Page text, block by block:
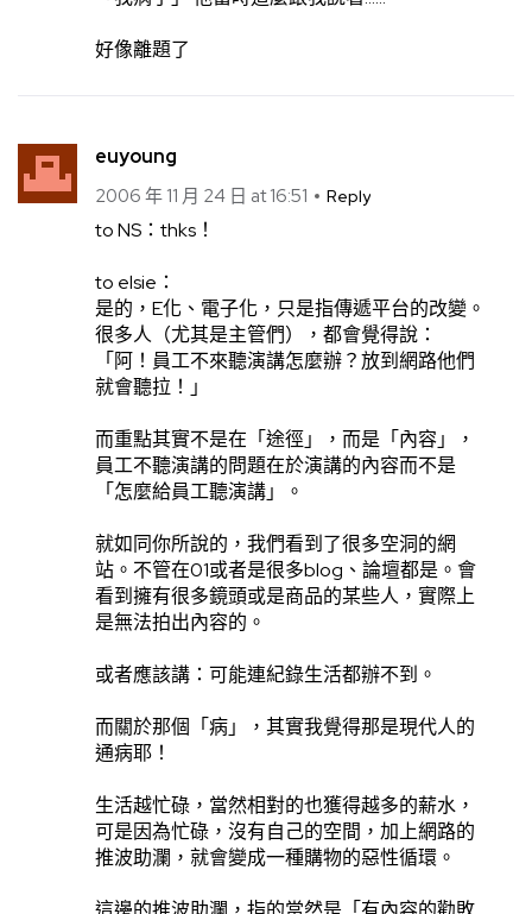
好像離題了
euyoung
2006 年 11 月 24 日 at 16:51 Reply
to NS：thks！
to elsie：
是的，E化、電子化，只是指傳遞平台的改變。
很多人（尤其是主管們），都會覺得說：
「阿！員工不來聽演講怎麼辦？放到網路他們
就會聽拉！」
而重點其實不是在「途徑」，而是「內容」，
員工不聽演講的問題在於演講的內容而不是
「怎麼給員工聽演講」。
就如同你所說的，我們看到了很多空洞的網
站。不管在01或者是很多blog、論壇都是。會
看到擁有很多鏡頭或是商品的某些人，實際上
是無法拍出內容的。
或者應該講：可能連紀錄生活都辦不到。
而關於那個「病」，其實我覺得那是現代人的
通病耶！
生活越忙碌，當然相對的也獲得越多的薪水，
可是因為忙碌，沒有自己的空間，加上網路的
推波助瀾，就會變成一種購物的惡性循環。